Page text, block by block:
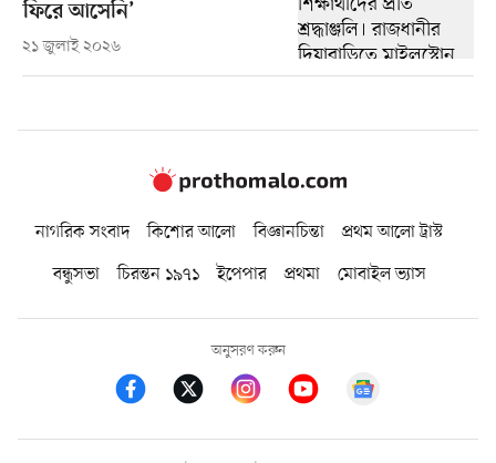
ফিরে আসেনি’
২১ জুলাই ২০২৬
নাগরিক সংবাদ কিশোর আলো বিজ্ঞানচিন্তা
প্রথম আলো ট্রাস্ট
বন্ধুসভা
চিরন্তন ১৯৭১ ইপেপার প্রথমা মোবাইল ভ্যাস
অনুসরণ করুন